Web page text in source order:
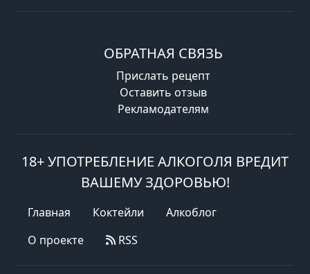
ОБРАТНАЯ СВЯЗЬ
Прислать рецепт
Оставить отзыв
Рекламодателям
18+ УПОТРЕБЛЕНИЕ АЛКОГОЛЯ ВРЕДИТ
ВАШЕМУ ЗДОРОВЬЮ!
Главная Коктейли
Алкоблог
О проекте
RSS